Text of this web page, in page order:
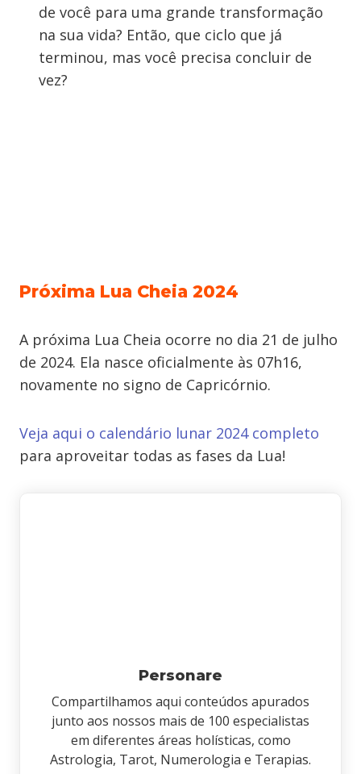
de você para uma grande transformação
na sua vida? Então, que ciclo que já
terminou, mas você precisa concluir de
vez?
Próxima Lua Cheia 2024
A próxima Lua Cheia ocorre no dia 21 de julho
de 2024. Ela nasce oficialmente às 07h16,
novamente no signo de Capricórnio.
Veja aqui o calendário lunar 2024 completo
para aproveitar todas as fases da Lua!
Personare
Compartilhamos aqui conteúdos apurados
junto aos nossos mais de 100 especialistas
em diferentes áreas holísticas, como
Astrologia, Tarot, Numerologia e Terapias.